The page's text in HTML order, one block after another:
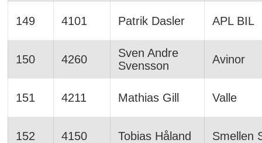
149 4101 Patrik Dasler APL BIL
150 4260
Sven Andre
Svensson
Avinor
151 4211 Mathias Gill Valle
152 4150 Tobias Håland Smellen